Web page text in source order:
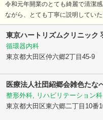
令和元年開業のとても綺麗で清潔
ながら、とても丁寧に説明してい
東京ハートリズムクリニック
循環器内科
東京都大田区仲六郷2丁目45-9
医療法人社団紹郷会雑色たな
整形外科, リハビリテーション科
東京都大田区東六郷二丁目10番